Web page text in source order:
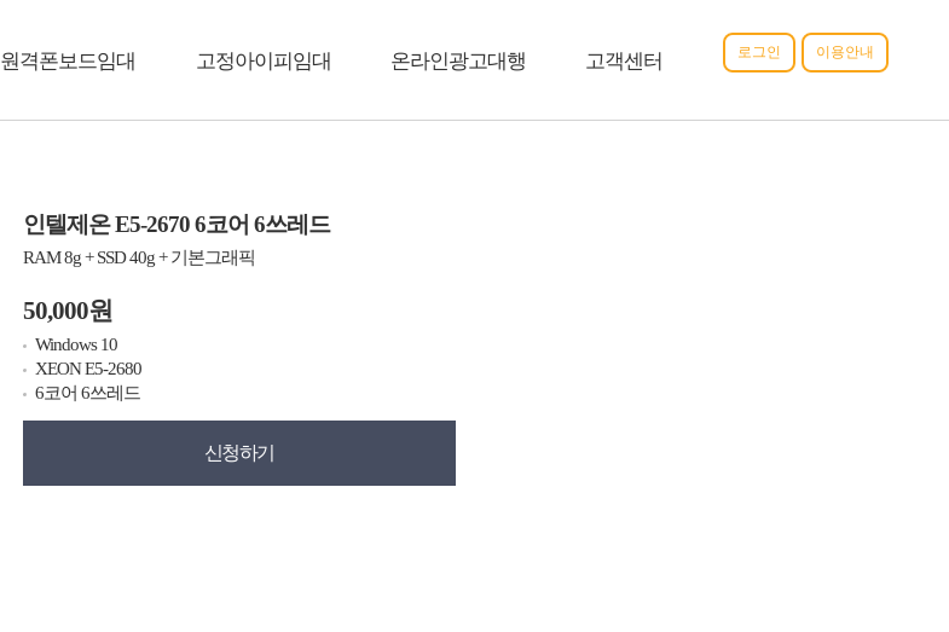
이용안내
로그인
원격폰보드임대 고정아이피임대 온라인광고대행 고객센터
인텔제온 E5-2670 6코어 6쓰레드
RAM 8g + SSD 40g + 기본그래픽
50,000원
Windows 10
XEON E5-2680
6코어 6쓰레드
신청하기